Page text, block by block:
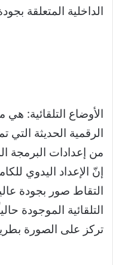
الداخلية المتعلقة
الأوضاع التلقائية:
الرقمية الحديثة
من إعدادات البرمجة
إنّ الإعداد اليدوي
التقاط صور بجودة
التلقائية الموجودة
تركز على الصورة